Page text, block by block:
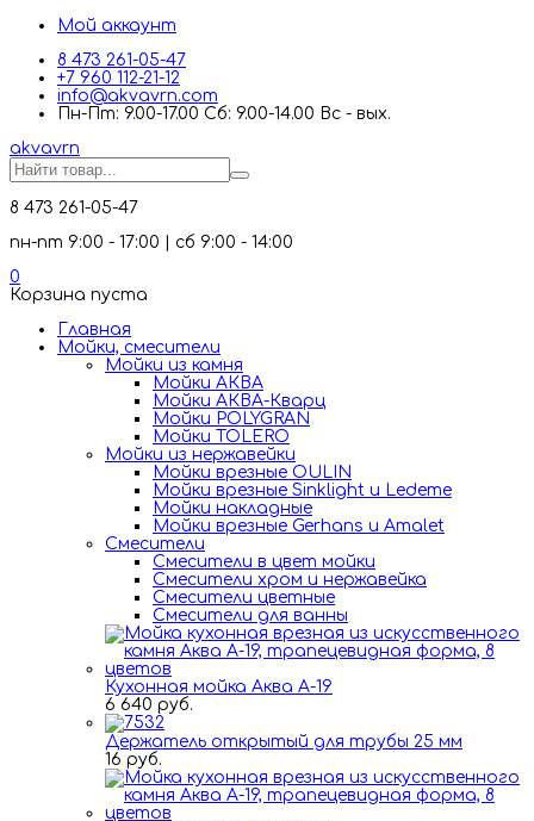
Мой аккаунт
8 473 261-05-47
+7 960 112-21-12
info@akvavrn.com
Пн-Пт: 9.00-17.00 Сб: 9.00-14.00 Вс - вых.
akvavrn
8 473 261-05-47
пн-пт 9:00 - 17:00 | сб 9:00 - 14:00
0
Корзина пуста
Главная
Мойки, смесители
Mойки из камня
Мойки АКВА
Мойки АКВА-Кварц
Мойки POLYGRAN
Мойки TOLERO
Мойки из нержавейки
Мойки врезные OULIN
Мойки врезные Sinklight и Ledeme
Мойки накладные
Мойки врезные Gerhans и Amalet
Смесители
Смесители в цвет мойки
Смесители хром и нержавейка
Смесители цветные
Смесители для ванны
Кухонная мойка Аква А-19
6 640 руб.
Держатель открытый для трубы 25 мм
16 руб.